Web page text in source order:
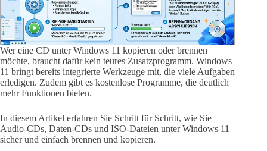
Wer eine CD unter Windows 11 kopieren oder brennen
möchte, braucht dafür kein teures Zusatzprogramm. Windows
11 bringt bereits integrierte Werkzeuge mit, die viele Aufgaben
erledigen. Zudem gibt es kostenlose Programme, die deutlich
mehr Funktionen bieten.
In diesem Artikel erfahren Sie Schritt für Schritt, wie Sie
Audio-CDs, Daten-CDs und ISO-Dateien unter Windows 11
sicher und einfach brennen und kopieren.